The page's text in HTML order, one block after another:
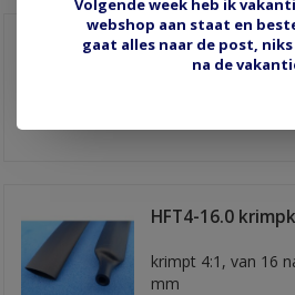
WCSM 43/12
krimpkous
cm
HFT4-16.0
krimpt 4:1, van 16
mm
webshop aan staat en
gaat alles naar de post,
na de